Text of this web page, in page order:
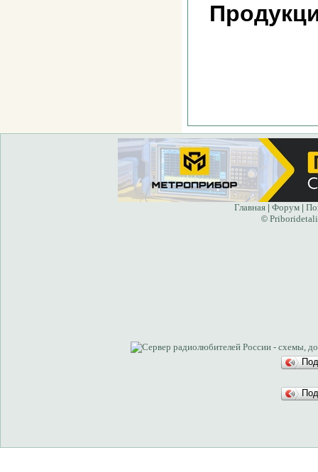
Главная| Форум|
© Priboridetali